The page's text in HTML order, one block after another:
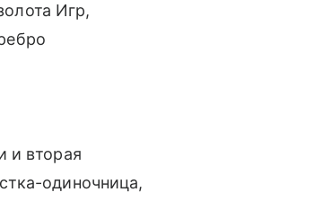
Игр,
и вторая
одиночница,